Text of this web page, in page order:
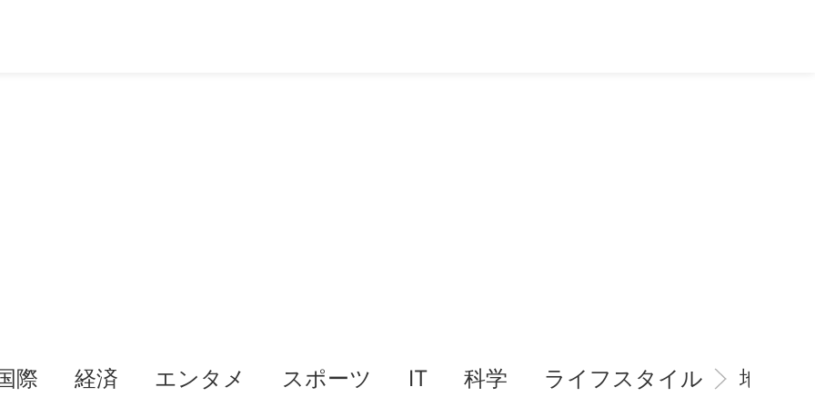
際 経済 エンタメ スポーツ IT 科学 ライフスタイル 地域情